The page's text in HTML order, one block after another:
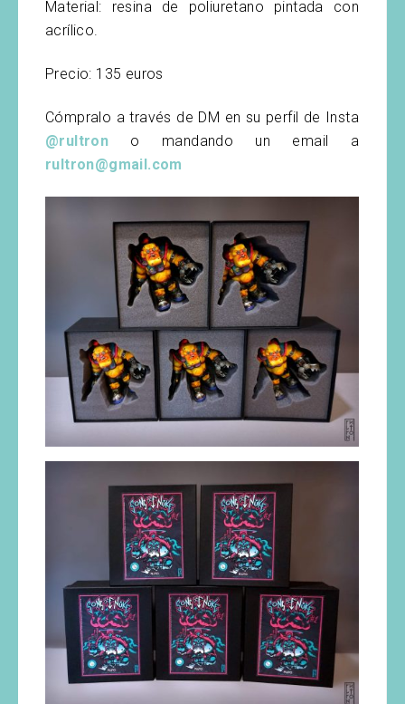
Material: resina de poliuretano pintada con
acrílico.
Precio: 135 euros
Cómpralo a través de DM en su perfil de Insta
@rultron o mandando un email a
rultron@gmail.com